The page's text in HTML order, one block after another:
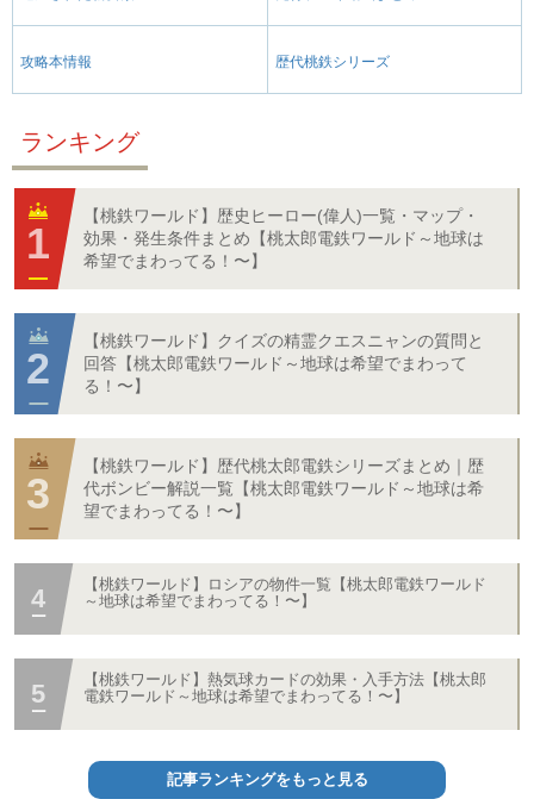
攻略本情報 歴代桃鉄シリーズ
ランキング
【桃鉄ワールド】歴史ヒーロー(偉人)一覧・マップ・
効果・発生条件まとめ【桃太郎電鉄ワールド～地球は
希望でまわってる！〜】
【桃鉄ワールド】クイズの精霊クエスニャンの質問と
回答【桃太郎電鉄ワールド～地球は希望でまわって
る！〜】
【桃鉄ワールド】歴代桃太郎電鉄シリーズまとめ｜歴
代ボンビー解説一覧【桃太郎電鉄ワールド～地球は希
望でまわってる！〜】
【桃鉄ワールド】ロシアの物件一覧【桃太郎電鉄ワールド
～地球は希望でまわってる！〜】
【桃鉄ワールド】熱気球カードの効果・入手方法【桃太郎
電鉄ワールド～地球は希望でまわってる！〜】
記事ランキングをもっと見る